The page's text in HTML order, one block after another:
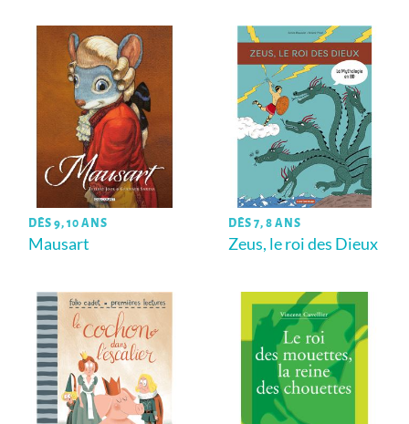
DÈS 9, 10 ANS
Mausart
DÈS 7, 8 ANS
Zeus, le roi des Dieux